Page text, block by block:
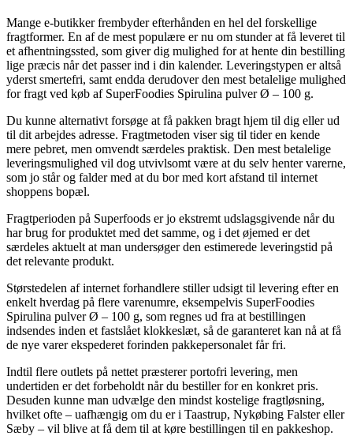
Mange e-butikker frembyder efterhånden en hel del forskellige
fragtformer. En af de mest populære er nu om stunder at få leveret til
et afhentningssted, som giver dig mulighed for at hente din bestilling
lige præcis når det passer ind i din kalender. Leveringstypen er altså
yderst smertefri, samt endda derudover den mest betalelige mulighed
for fragt ved køb af SuperFoodies Spirulina pulver Ø – 100 g.
Du kunne alternativt forsøge at få pakken bragt hjem til dig eller ud
til dit arbejdes adresse. Fragtmetoden viser sig til tider en kende
mere pebret, men omvendt særdeles praktisk. Den mest betalelige
leveringsmulighed vil dog utvivlsomt være at du selv henter varerne,
som jo står og falder med at du bor med kort afstand til internet
shoppens bopæl.
Fragtperioden på Superfoods er jo ekstremt udslagsgivende når du
har brug for produktet med det samme, og i det øjemed er det
særdeles aktuelt at man undersøger den estimerede leveringstid på
det relevante produkt.
Størstedelen af internet forhandlere stiller udsigt til levering efter en
enkelt hverdag på flere varenumre, eksempelvis SuperFoodies
Spirulina pulver Ø – 100 g, som regnes ud fra at bestillingen
indsendes inden et fastslået klokkeslæt, så de garanteret kan nå at få
de nye varer ekspederet forinden pakkepersonalet får fri.
Indtil flere outlets på nettet præsterer portofri levering, men
undertiden er det forbeholdt når du bestiller for en konkret pris.
Desuden kunne man udvælge den mindst kostelige fragtløsning,
hvilket ofte – uafhængig om du er i Taastrup, Nykøbing Falster eller
Sæby – vil blive at få dem til at køre bestillingen til en pakkeshop.